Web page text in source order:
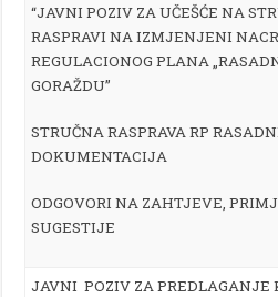
“JAVNI POZIV ZA UČEŠĆE NA
RASPRAVI NA IZMJENJENI
REGULACIONOG PLANA
GORAŽDU”
STRUČNA RASPRAVA RP
DOKUMENTACIJA
ODGOVORI NA ZAHTJEVE,
SUGESTIJE
JAVNI POZIV ZA PREDLAGANJE